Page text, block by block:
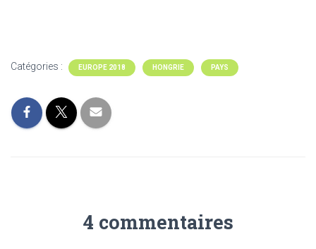
Catégories : EUROPE 2018 HONGRIE PAYS
4 commentaires